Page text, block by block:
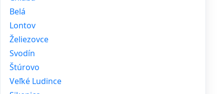
Belá
Lontov
Želiezovce
Svodín
Štúrovo
Veľké Ludince